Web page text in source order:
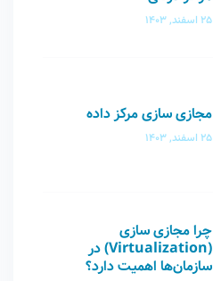
25 اسفند, 1403
مجازی سازی مرکز داده
25 اسفند, 1403
چرا مجازی‌ سازی
(Virtualization) در
سازمان‌ها اهمیت دارد؟